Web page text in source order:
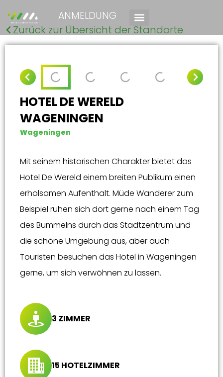
ANMELDUNG
Zurück zur Übersicht der Standorte
HOTEL DE WERELD
WAGENINGEN
Wageningen
Mit seinem historischen Charakter bietet das
Hotel De Wereld einem breiten Publikum einen
erholsamen Aufenthalt. Müde Wanderer zum
Beispiel ruhen sich dort gerne nach einem Tag
des Bummelns durch das Stadtzentrum und
die schöne Umgebung aus, aber auch
Touristen besuchen das Hotel in Wageningen
gerne, um sich verwöhnen zu lassen.
3 ZIMMER
15 HOTELZIMMER